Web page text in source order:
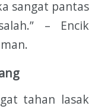
sangat pantas
– Encik
tahan lasak